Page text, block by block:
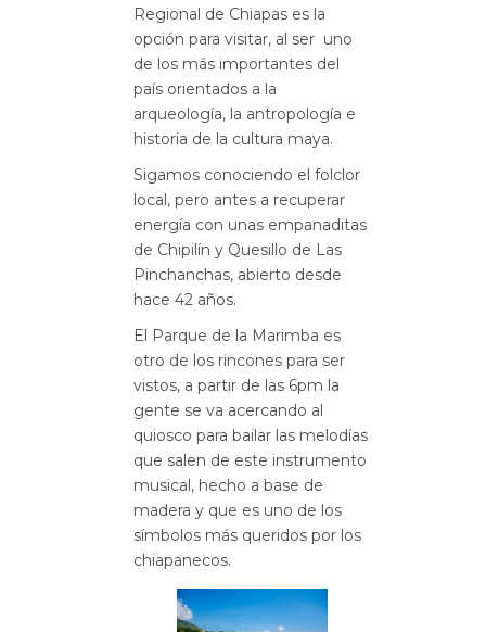
Regional de Chiapas es la
opción para visitar, al ser uno
de los más importantes del
país orientados a la
arqueología, la antropología e
historia de la cultura maya.
Sigamos conociendo el folclor
local, pero antes a recuperar
energía con unas empanaditas
de Chipilín y Quesillo de Las
Pinchanchas, abierto desde
hace 42 años.
El Parque de la Marimba es
otro de los rincones para ser
vistos, a partir de las 6pm la
gente se va acercando al
quiosco para bailar las melodías
que salen de este instrumento
musical, hecho a base de
madera y que es uno de los
símbolos más queridos por los
chiapanecos.